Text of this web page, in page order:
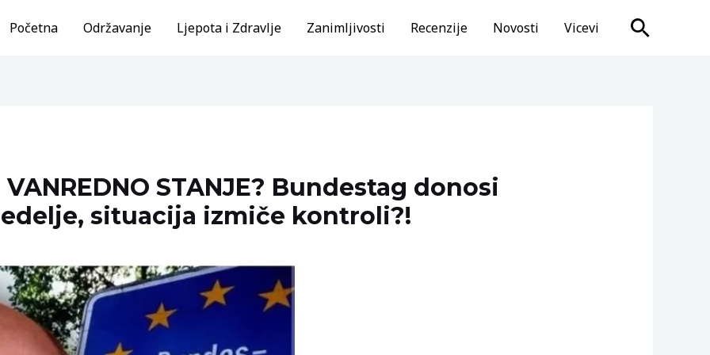
Početna Održavanje Ljepota i Zdravlje Zanimljivosti Recenzije Novosti Vicevi Search
VANREDNO STANJE? Bundestag donosi
situacija izmiče kontroli?!